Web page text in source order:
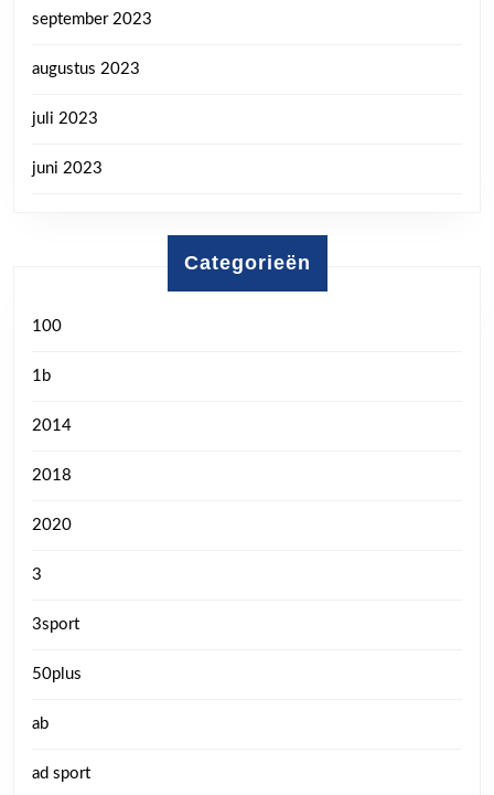
september 2023
augustus 2023
juli 2023
juni 2023
Categorieën
100
1b
2014
2018
2020
3
3sport
50plus
ab
ad sport